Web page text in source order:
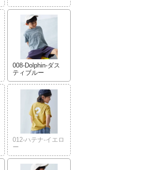
008-Dolphin-ダス
ティブルー
012-ハテナ-イエロ
ー